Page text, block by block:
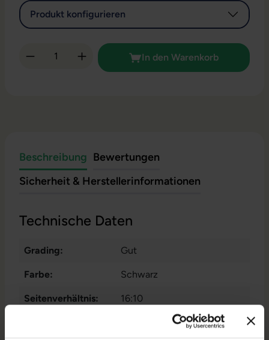
Produkt konfigurieren
Produkt Anzahl: Gib den gewünschten
In den Warenkorb
Beschreibung Bewertungen
Sicherheit & Herstellerinformationen
Technische Daten
Grading: Gut
Farbe: Schwarz
Seitenverhältnis: 16:10